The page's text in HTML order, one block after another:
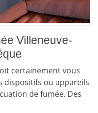
Villeneuve-
certainement vous
dispositifs ou appareils
de fumée. Des